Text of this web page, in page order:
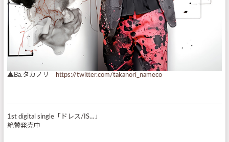
▲Ba.タカノリ https://twitter.com/takanori_nameco
1st digital single「ドレス/IS…」
絶賛発売中